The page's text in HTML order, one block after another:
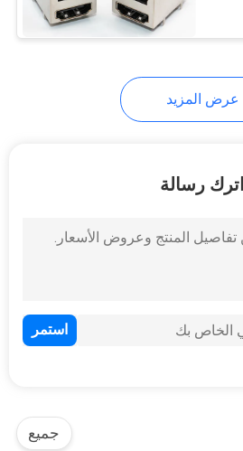
موصلات RJ45 متعددة
عرض المزيد
اترك رسالة
جميع